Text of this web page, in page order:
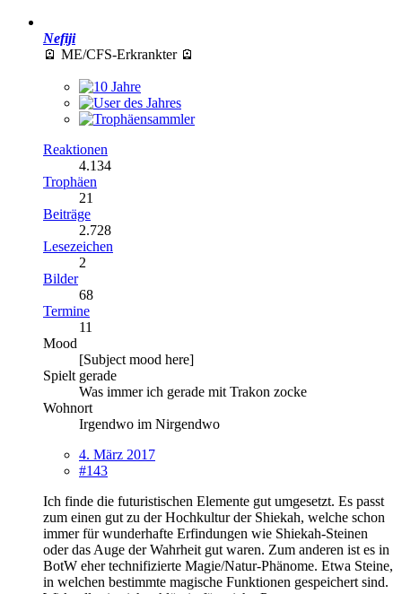
Nefiji
🪫 ME/CFS-Erkrankter 🪫
Reaktionen
4.134
Trophäen
21
Beiträge
2.728
Lesezeichen
2
Bilder
68
Termine
11
Mood
[Subject mood here]
Spielt gerade
Was immer ich gerade mit Trakon zocke
Wohnort
Irgendwo im Nirgendwo
4. März 2017
#143
Ich finde die futuristischen Elemente gut umgesetzt. Es passt
zum einen gut zu der Hochkultur der Shiekah, welche schon
immer für wunderhafte Erfindungen wie Shiekah-Steinen
oder das Auge der Wahrheit gut waren. Zum anderen ist es in
BotW eher technifizierte Magie/Natur-Phänome. Etwa Steine,
in welchen bestimmte magische Funktionen gespeichert sind.